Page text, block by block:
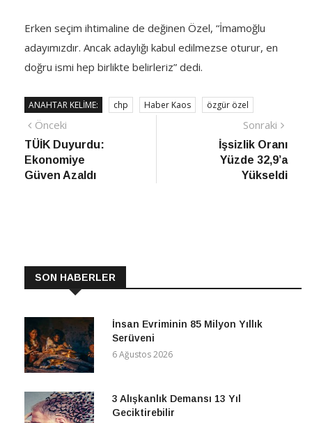
Erken seçim ihtimaline de değinen Özel, “İmamoğlu
adayımızdır. Ancak adaylığı kabul edilmezse oturur, en
doğru ismi hep birlikte belirleriz” dedi.
ANAHTAR KELIME: chp Haber Kaos özgür özel
Yazı
gezinmesi
Önceki
haber
TÜİK Duyurdu:
Ekonomiye
Güven Azaldı
Sonraki
İşsizlik Oranı
Yüzde 32,9’a
Yükseldi
SON HABERLER
İnsan Evriminin 85 Milyon Yıllık
Serüveni
6 Ağustos 2026
3 Alışkanlık Demansı 13 Yıl
Geciktirebilir